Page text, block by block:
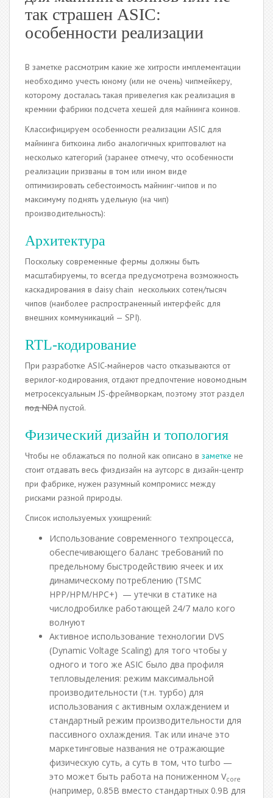
так страшен ASIC:
особенности реализации
В заметке рассмотрим какие же хитрости имплементации
необходимо учесть юному (или не очень) чипмейкеру,
которому досталась такая привелегия как реализация в
кремнии фабрики подсчета хешей для майнинга коинов.
Классифицируем особенности реализации ASIC для
майнинга биткоина либо аналогичных криптовалют на
несколько категорий (заранее отмечу, что особенности
реализации призваны в том или ином виде
оптимизировать себестоимость майнинг-чипов и по
максимуму поднять удельную (на чип)
производительность):
Архитектура
Поскольку современные фермы должны быть
масштабируемы, то всегда предусмотрена возможность
каскадирования в daisy chain нескольких сотен/тысяч
чипов (наиболее распространенный интерфейс для
внешних коммуникаций — SPI).
RTL-кодирование
При разработке ASIC-майнеров часто отказываются от
верилог-кодирования, отдают предпочтение новомодным
метросексуальным JS-фреймворкам, поэтому этот раздел
под NDAпустой.
Физический дизайн и топология
Чтобы не облажаться по полной как описано в заметке не
стоит отдавать весь физдизайн на аутсорс в дизайн-центр
при фабрике, нужен разумный компромисс между
рисками разной природы.
Список используемых ухищрений:
Использование современного техпроцесса,
обеспечивающего баланс требований по
предельному быстродействию ячеек и их
динамическому потреблению (TSMC
HPP/HPM/HPC+) — утечки в статике на
числодробилке работающей 24/7 мало кого
волнуют
Активное использование технологии DVS
(Dynamic Voltage Scaling) для того чтобы у
одного и того же ASIC было два профиля
тепловыделения: режим максимальной
производительности (т.н. турбо) для
использования с активным охлаждением и
стандартный режим производительности для
пассивного охлаждения. Так или иначе это
маркетинговые названия не отражающие
физическую суть, а суть в том, что turbo —
это может быть работа на пониженном Vcore
(например, 0.85В вместо стандартных 0.9В для